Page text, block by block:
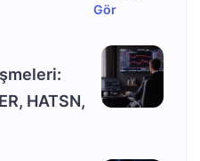
Gör
HATSN,